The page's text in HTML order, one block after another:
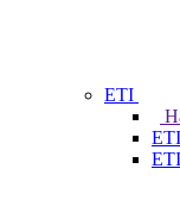
ETI
ETI